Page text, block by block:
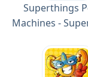
Superthings
Machines -